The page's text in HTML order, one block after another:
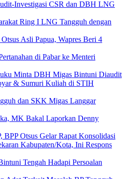
Investigasi CSR dan DBH LNG
Ring I LNG Tangguh dengan
Asli Papua, Wapres Beri 4
di Pabar ke Menteri
Minta DBH Migas Bintuni Diaudit
& Sumuri Kuliah di STIH
dan SKK Migas Langgar
MK Bakal Laporkan Denny
Otsus Gelar Rapat Konsolidasi
Kabupaten/Kota, Ini Respons
Tengah Hadapi Persoalan